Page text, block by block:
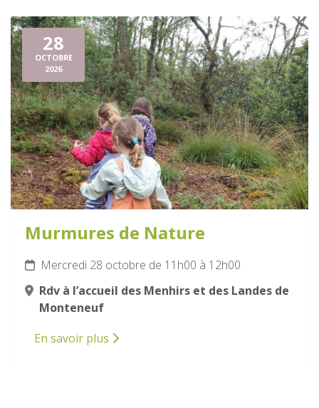
28
OCTOBRE
2026
Murmures de Nature
Mercredi 28 octobre de 11h00 à 12h00
Rdv à l’accueil des Menhirs et des Landes de
Monteneuf
En savoir plus